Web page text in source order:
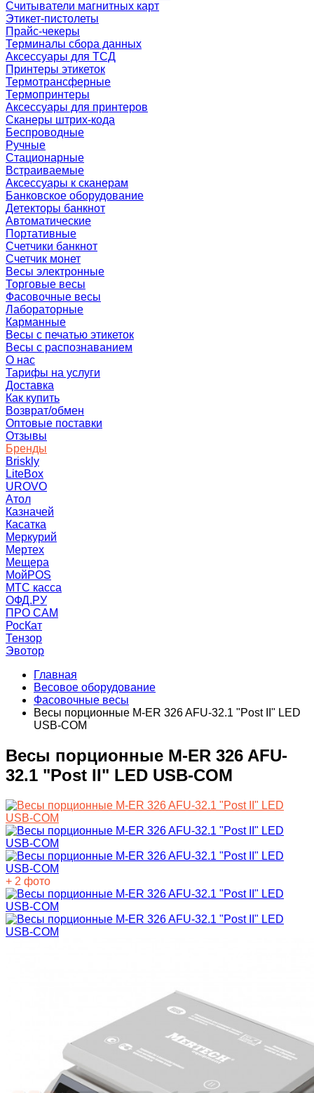
Считыватели магнитных карт
Этикет-пистолеты
Прайс-чекеры
Терминалы сбора данных
Аксессуары для ТСД
Принтеры этикеток
Термотрансферные
Термопринтеры
Аксессуары для принтеров
Сканеры штрих-кода
Беспроводные
Ручные
Стационарные
Встраиваемые
Аксессуары к сканерам
Банковское оборудование
Детекторы банкнот
Автоматические
Портативные
Счетчики банкнот
Счетчик монет
Весы электронные
Торговые весы
Фасовочные весы
Лабораторные
Карманные
Весы с печатью этикеток
Весы с распознаванием
О нас
Тарифы на услуги
Доставка
Как купить
Возврат/обмен
Оптовые поставки
Отзывы
Бренды
Briskly
LiteBox
UROVO
Атол
Казначей
Касатка
Меркурий
Мертех
Мещера
МойPOS
МТС касса
ОФД.РУ
ПРО САМ
РосКат
Тензор
Эвотор
Главная
Весовое оборудование
Фасовочные весы
Весы порционные M-ER 326 AFU-32.1 "Post II" LED
USB-COM
Весы порционные M-ER 326 AFU-
32.1 "Post II" LED USB-COM
+ 2 фото